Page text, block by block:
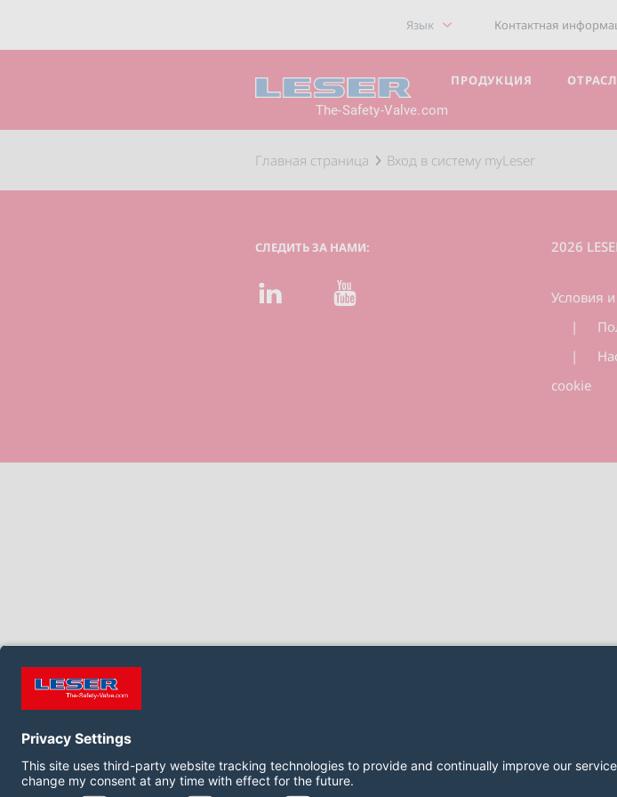
Контактная
Язык
The-Safety-Valve.com
ПРОДУКЦИЯ
Главная страница Вход в систему myLeser
СЛЕДИТЬ ЗА НАМИ:
LinkedIn YouTube
2026
Условия
cookie